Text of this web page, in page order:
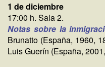
1 de diciembre
17:00 h. Sala 2.
Notas sobre la
Brunatto (España, 1960,
Luis Guerín (España,